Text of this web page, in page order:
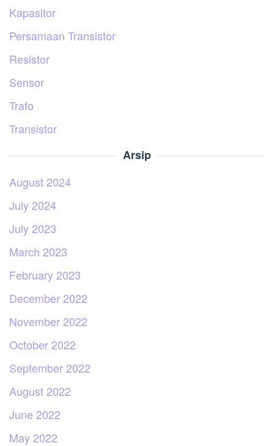
Kapasitor
Persamaan Transistor
Resistor
Sensor
Trafo
Transistor
Arsip
August 2024
July 2024
July 2023
March 2023
February 2023
December 2022
November 2022
October 2022
September 2022
August 2022
June 2022
May 2022